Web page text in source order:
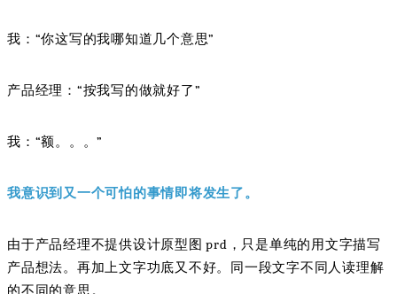
我：“你这写的我哪知道几个意思”
产品经理：“按我写的做就好了”
我：“额。。。”
我意识到又一个可怕的事情即将发生了。
由于产品经理不提供设计原型图 prd，只是单纯的用文字描写
产品想法。再加上文字功底又不好。同一段文字不同人读理解